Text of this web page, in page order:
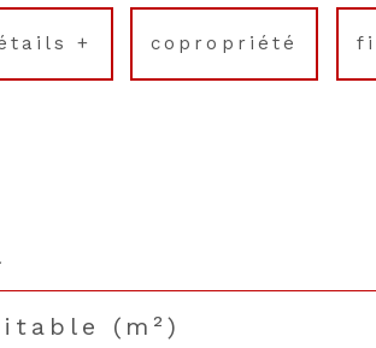
+ copropriété
(m²)